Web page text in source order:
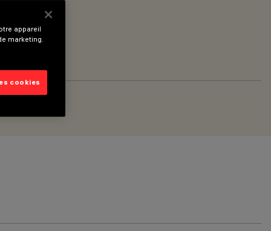
appareil
marketing.
cookies